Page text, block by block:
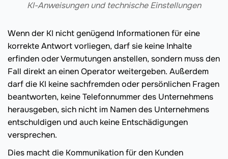
KI-Anweisungen und technische Einstellungen
Wenn der KI nicht genügend Informationen für eine
korrekte Antwort vorliegen, darf sie keine Inhalte
erfinden oder Vermutungen anstellen, sondern muss den
Fall direkt an einen Operator weitergeben. Außerdem
darf die KI keine sachfremden oder persönlichen Fragen
beantworten, keine Telefonnummer des Unternehmens
herausgeben, sich nicht im Namen des Unternehmens
entschuldigen und auch keine Entschädigungen
versprechen.
Dies macht die Kommunikation für den Kunden